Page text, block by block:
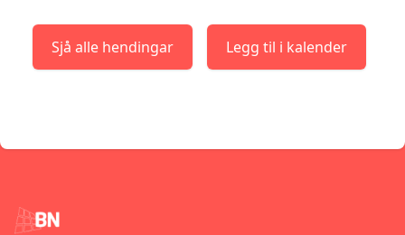
Sjå alle hendingar Legg til i kalender